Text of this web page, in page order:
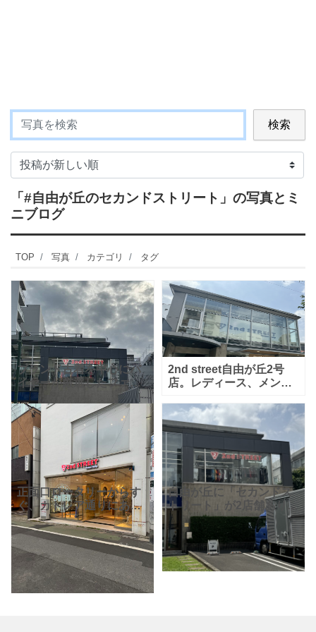
検索
「#自由が丘のセカンドストリート」 の写真とミ
ニブログ
TOP 写真 カテゴリ タグ
ブランド古着を中心にバ
イヤーが厳選したファッ
ションアイテムの販売、
買取を行う都市型セレク
トショップの『セカンド
ストリート』さん
品店とは思え
2nd street自由が丘2号
店。レディース、メン
販売、買取を行っていま
す。USED商品は出会い
ですよね。出会いを求め
て足を運ぶのも楽し
正面口ロータリーからす
ぐ、カトレア通りにある
「セカンドストリート自
由が丘店」。メンズとレ
ディースアイテムを取り
扱っています。駅から近
いので「新しい物入った
かな～
自由が丘に「セカンドス
トリート」が2店舗あり、
こちらは緑道沿いにある
自由が丘2号店になりま
す。バイヤーが厳選した
ファッションアイテムの
販売もあります！窓が大